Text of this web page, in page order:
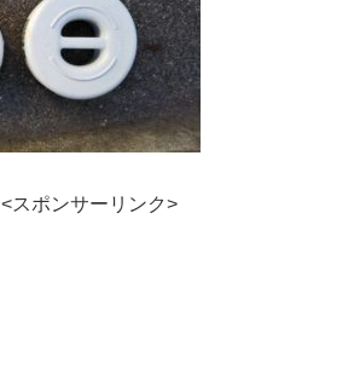
<スポンサーリンク>